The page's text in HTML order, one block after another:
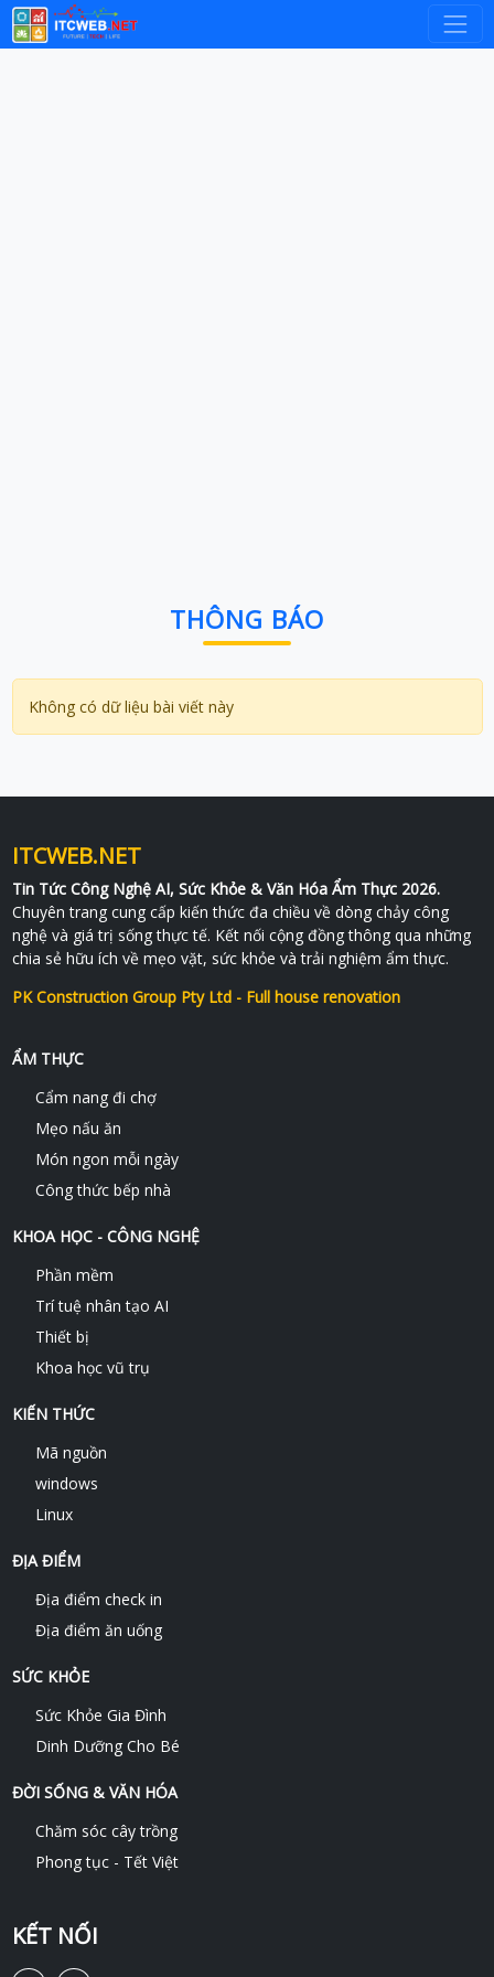
THÔNG BÁO
Không có dữ liệu bài viết này
ITCWEB.NET
Tin Tức Công Nghệ AI, Sức Khỏe & Văn Hóa Ẩm Thực 2026.
Chuyên trang cung cấp kiến thức đa chiều về dòng chảy công
nghệ và giá trị sống thực tế. Kết nối cộng đồng thông qua những
chia sẻ hữu ích về mẹo vặt, sức khỏe và trải nghiệm ẩm thực.
PK Construction Group Pty Ltd - Full house renovation
ẨM THỰC
Cẩm nang đi chợ
Mẹo nấu ăn
Món ngon mỗi ngày
Công thức bếp nhà
KHOA HỌC - CÔNG NGHỆ
Phần mềm
Trí tuệ nhân tạo AI
Thiết bị
Khoa học vũ trụ
KIẾN THỨC
Mã nguồn
windows
Linux
ĐỊA ĐIỂM
Địa điểm check in
Địa điểm ăn uống
SỨC KHỎE
Sức Khỏe Gia Đình
Dinh Dưỡng Cho Bé
ĐỜI SỐNG & VĂN HÓA
Chăm sóc cây trồng
Phong tục - Tết Việt
KẾT NỐI